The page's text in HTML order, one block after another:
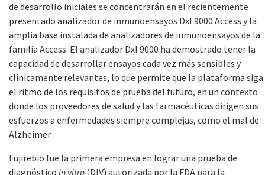
de desarrollo iniciales se concentrarán en el recientemente
presentado analizador de inmunoensayos DxI 9000 Access y la
amplia base instalada de analizadores de inmunoensayos de la
familia Access. El analizador DxI 9000 ha demostrado tener la
capacidad de desarrollar ensayos cada vez más sensibles y
clínicamente relevantes, lo que permite que la plataforma siga
el ritmo de los requisitos de prueba del futuro, en un contexto
donde los proveedores de salud y las farmacéuticas dirigen sus
esfuerzos a enfermedades siempre complejas, como el mal de
Alzheimer.
Fujirebio fue la primera empresa en lograr una prueba de
diagnóstico in vitro (DIV) autorizada por la FDA para la